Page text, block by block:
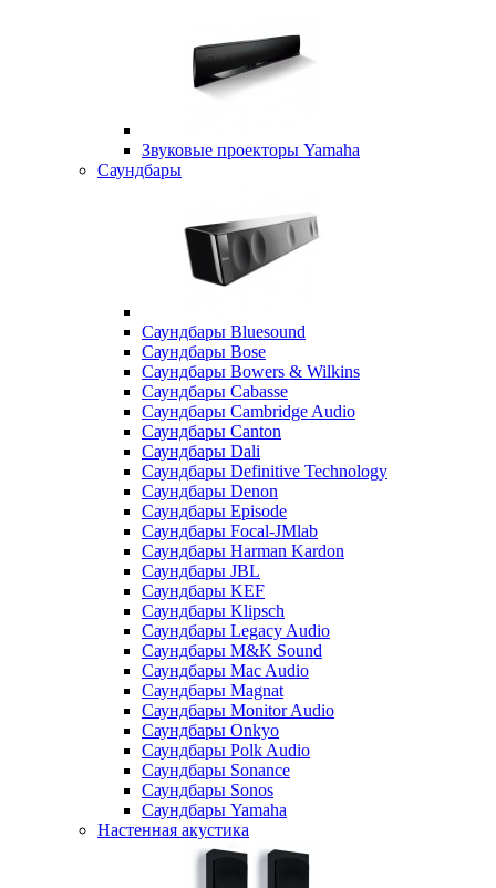
Звуковые проекторы Yamaha
Саундбары
Саундбары Bluesound
Саундбары Bose
Саундбары Bowers & Wilkins
Саундбары Cabasse
Саундбары Cambridge Audio
Саундбары Canton
Саундбары Dali
Саундбары Definitive Technology
Саундбары Denon
Саундбары Episode
Саундбары Focal-JMlab
Саундбары Harman Kardon
Саундбары JBL
Саундбары KEF
Саундбары Klipsch
Саундбары Legacy Audio
Саундбары M&K Sound
Саундбары Mac Audio
Саундбары Magnat
Саундбары Monitor Audio
Саундбары Onkyo
Саундбары Polk Audio
Саундбары Sonance
Саундбары Sonos
Саундбары Yamaha
Настенная акустика